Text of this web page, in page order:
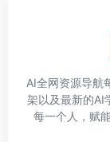
AI全网资源导航
架以及最新的AI
每一个人，赋